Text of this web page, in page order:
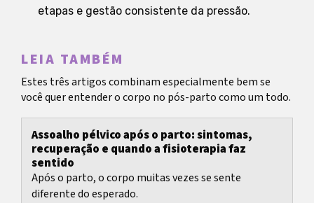
etapas e gestão consistente da pressão.
LEIA TAMBÉM
Estes três artigos combinam especialmente bem se
você quer entender o corpo no pós-parto como um todo.
Assoalho pélvico após o parto: sintomas,
recuperação e quando a fisioterapia faz
sentido
Após o parto, o corpo muitas vezes se sente
diferente do esperado.